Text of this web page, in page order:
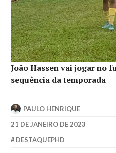
João Hassen vai jogar no
sequência da temporada
PAULO HENRIQUE
21 DE JANEIRO DE 2023
DESTAQUEPHD